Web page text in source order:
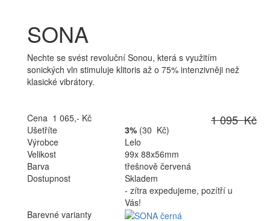
SONA
Nechte se svést revoluční Sonou, která s využitím
sonických vln stimuluje klitoris až o 75% intenzivněji než
klasické vibrátory.
1 095 Kč
Cena 1 065,- Kč
Ušetříte
3%(30 Kč)
Výrobce
Lelo
Velikost
99x 88x56mm
Barva
třešnově červená
Dostupnost
Skladem
- zítra expedujeme, pozítří u
Vás!
Barevné varianty